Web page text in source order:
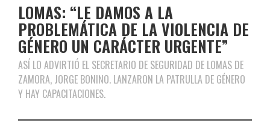
LOMAS: “LE DAMOS A LA
PROBLEMÁTICA DE LA VIOLENCIA DE
GÉNERO UN CARÁCTER URGENTE”
ASÍ LO ADVIRTIÓ EL SECRETARIO DE SEGURIDAD DE LOMAS DE
ZAMORA, JORGE BONINO. LANZARON LA PATRULLA DE GÉNERO
Y HAY CAPACITACIONES.